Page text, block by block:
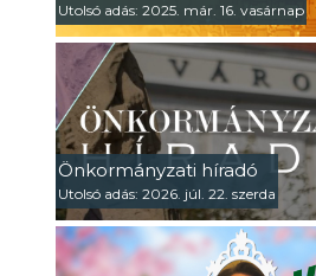
Utolsó adás: 2025. már. 16. vasárnap
Önkormányzati híradó
Utolsó adás: 2026. júl. 22. szerda